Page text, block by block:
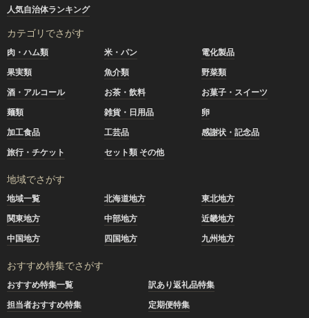
人気自治体ランキング
カテゴリでさがす
肉・ハム類 米・パン
電化製品
果実類
魚介類
野菜類
酒・アルコール
お茶・飲料
お菓子・スイーツ
麺類
雑貨・日用品
卵
加工食品
工芸品
感謝状・記念品
旅行・チケット
セット類 その他
地域でさがす
地域一覧 北海道地方
東北地方
関東地方
中部地方
近畿地方
中国地方
四国地方 九州地方
おすすめ特集でさがす
おすすめ特集一覧
訳あり返礼品特集
担当者おすすめ特集
定期便特集